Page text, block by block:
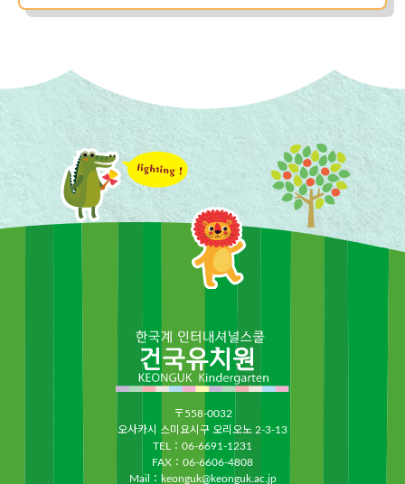
〒558-0032
오사카시 스미요시구 오리오노 2-3-13
TEL： 06-6691-1231
FAX：06-6606-4808
Mail： keonguk@keonguk.ac.jp